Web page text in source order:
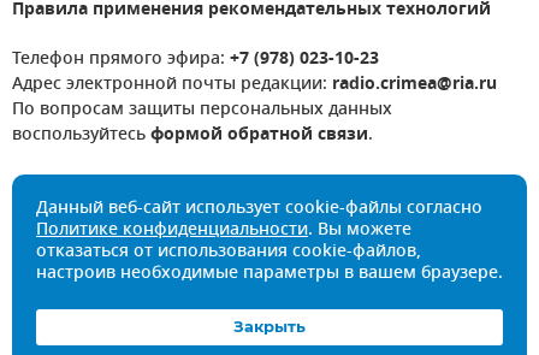
Правила применения рекомендательных технологий
Телефон прямого эфира: +7 (978) 023-10-23
Адрес электронной почты редакции: radio.crimea@ria.ru
По вопросам защиты персональных данных
воспользуйтесьформой обратной связи.
Данный веб-сайт использует cookie-файлы согласно
Политике конфиденциальности. Вы можете
отказаться от использования cookie-файлов,
настроив необходимые параметры в вашем браузере.
Закрыть